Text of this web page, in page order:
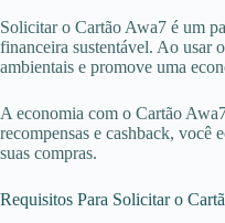
Solicitar o Cartão Awa7 é um
financeira sustentável. Ao usar
ambientais e promove uma
A economia com o Cartão
recompensas e cashback, você
suas compras.
Requisitos Para Solicitar o